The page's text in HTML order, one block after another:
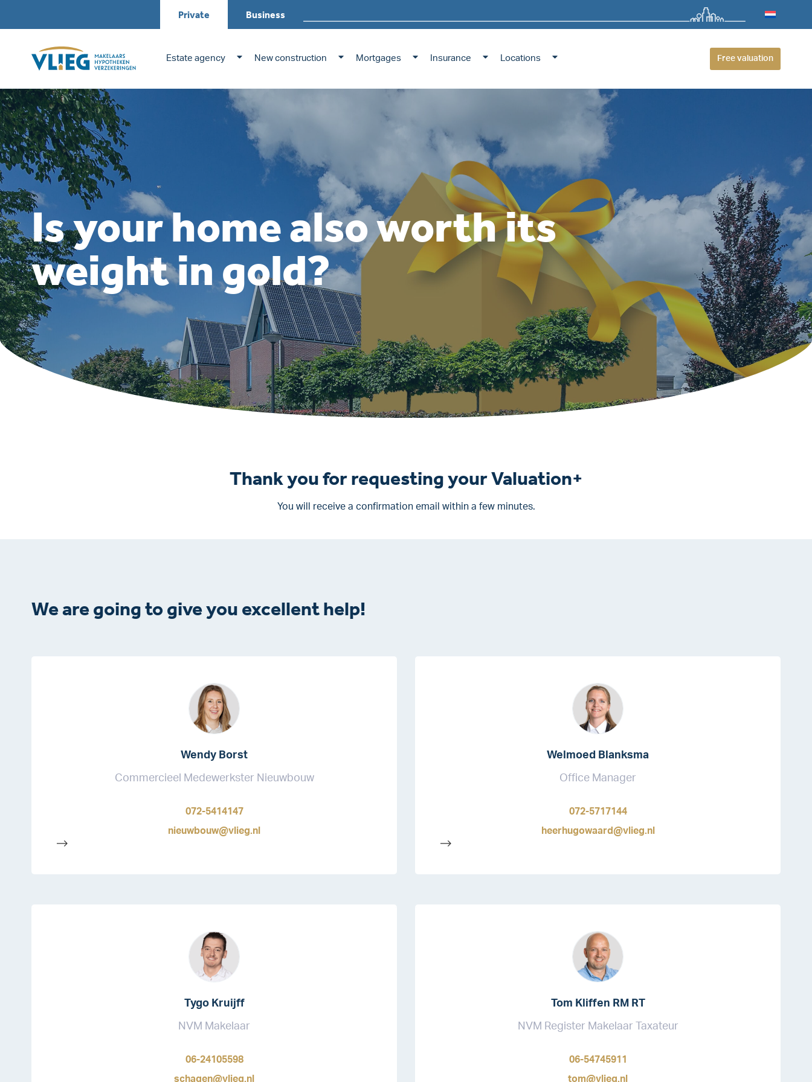
Private Business
Estate agency New construction Mortgages Insurance Locations Free valuation
Is your home also worth its
weight in gold?
Thank you for requesting yourValuation+
You will receive a confirmation email within a few minutes.
We are going to give you excellent help!
Wendy Borst
Commercieel Medewerkster Nieuwbouw
072-5414147
nieuwbouw@vlieg.nl
-->
Welmoed Blanksma
Office Manager
072-5717144
heerhugowaard@vlieg.nl
-->
Tygo Kruijff
NVM Makelaar
06-24105598
schagen@vlieg.nl
Tom Kliffen RM RT
NVM Register Makelaar Taxateur
06-54745911
tom@vlieg.nl